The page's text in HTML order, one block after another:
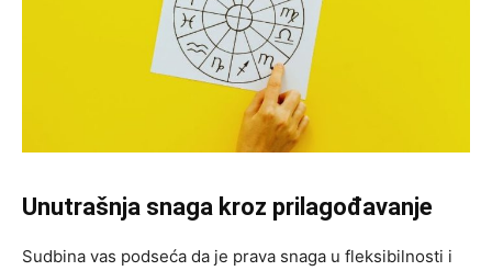
Unutrašnja snaga kroz prilagođavanje
Sudbina vas podseća da je prava snaga u fleksibilnosti i